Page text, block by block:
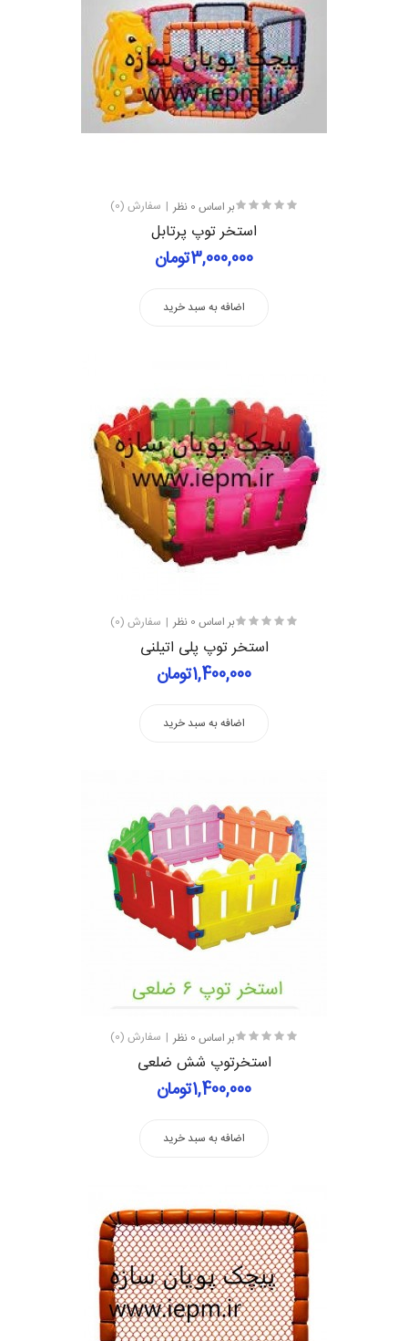
بر اساس 0 نظر سفارش (0)
استخر توپ پرتابل
3,000,000تومان
اضافه به سبد خرید
بر اساس 0 نظر سفارش (0)
استخر توپ پلی اتیلنی
1,400,000تومان
اضافه به سبد خرید
بر اساس 0 نظر سفارش (0)
استخرتوپ شش ضلعی
1,400,000تومان
اضافه به سبد خرید